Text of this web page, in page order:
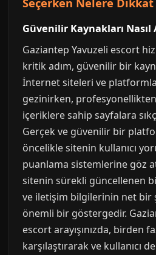
Güvenilir Kaynakları Nasıl
Gaziantep Yavuzeli escort
kritik adım, güvenilir bir
İnternet siteleri ve
gezinirken,
içeriklere sahip sayfalara
Gerçek ve güvenilir bir
öncelikle sitenin kullanıcı
puanlama sistemlerine göz
sitenin sürekli güncellenen
ve iletişim bilgilerinin net bir
önemli bir göstergedir.
escort arayışınızda, birden
karşılaştırarak ve kullanıcı